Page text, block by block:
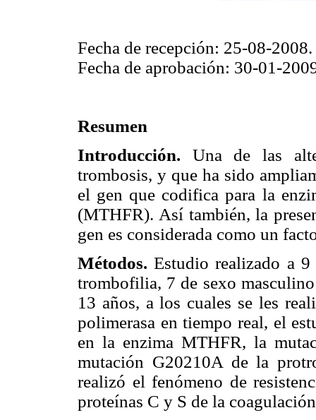
Fecha de recepción: 25-08-2008.
Fecha de aprobación: 30-01-
Resumen
Introducción. Una de las
trombosis, y que ha sido
el gen que codifica para la
(MTHFR). Así también, la
gen es considerada como un
Métodos. Estudio realizado a
trombofilia, 7 de sexo
13 años, a los cuales se les
polimerasa en tiempo real, el
en la enzima MTHFR, la
mutación G20210A de la
realizó el fenómeno de
proteínas C y S de la